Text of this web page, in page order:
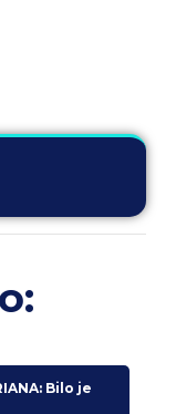
Bilo je